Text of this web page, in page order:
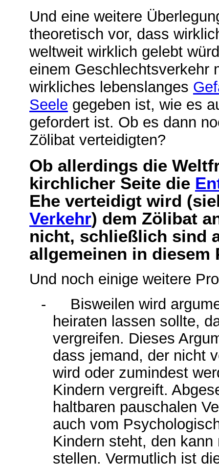
Und eine weitere
theoretisch vor, dass
weltweit wirklich gelebt
einem Geschlechtsverkehr
wirkliches lebenslanges
Seele gegeben ist, wie es
gefordert ist. Ob es dann
Zölibat verteidigten?
Ob allerdings die
kirchlicher Seite die
Ehe verteidigt wird
Verkehr) dem Zölibat
nicht, schließlich sind
allgemeinen in
Und noch einige weitere
-
Bisweilen wird
heiraten lassen sollte,
vergreifen. Dieses
dass jemand, der nicht
wird oder zumindest
Kindern vergreift.
haltbaren pauschalen
auch vom
Kindern steht, den
stellen. Vermutlich ist